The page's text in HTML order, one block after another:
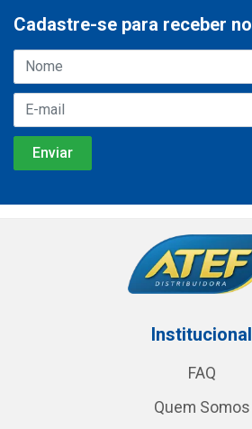
Cadastre-se para receber
Institucional
FAQ
Quem Somos